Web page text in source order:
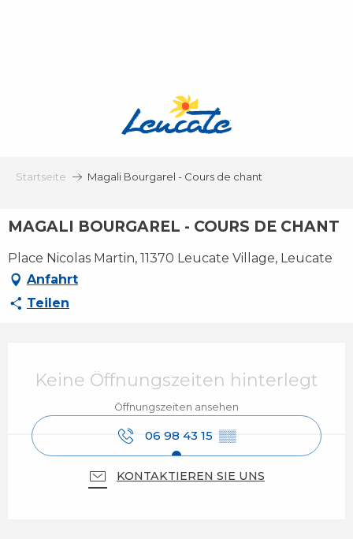
Startseite Magali Bourgarel - Cours de chant
MAGALI BOURGAREL - COURS DE CHANT
Place Nicolas Martin, 11370 Leucate Village, Leucate
Anfahrt
Teilen
Keine Öffnungszeiten hinterlegt
Öffnungszeiten ansehen
06 98 43 15 ▒▒
KONTAKTIEREN SIE UNS